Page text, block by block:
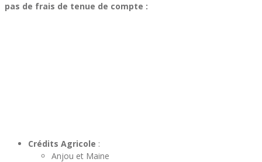
pas de frais de tenue de compte :
Crédits Agricole :
Anjou et Maine